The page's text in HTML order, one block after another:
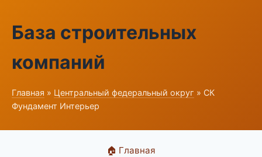
База строительных
компаний
Главная » Центральный федеральный округ » СК
Фундамент Интерьер
🏠 Главная